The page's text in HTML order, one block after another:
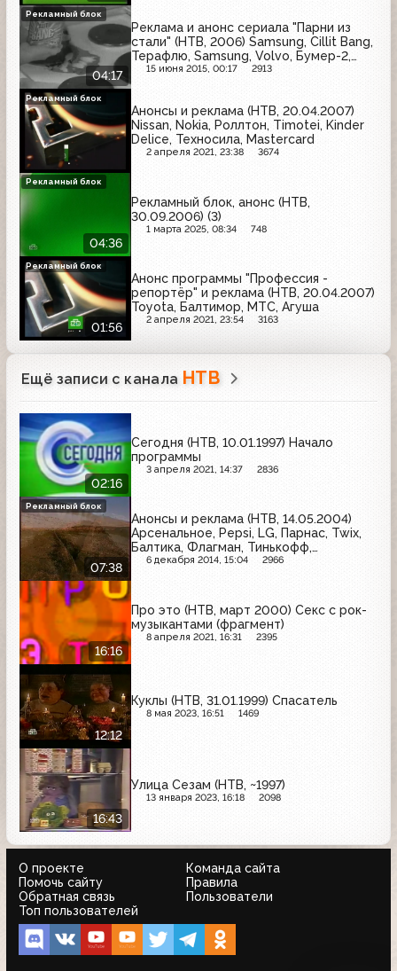
04:17
Реклама и анонс сериала "Парни из
стали" (НТВ, 2006) Samsung, Cillit Bang,
Терафлю, Samsung, Volvo, Бумер-2,
R.T.H., Ford, Эльдорадо
15 июня 2015, 00:17 2913
Рекламный блок
Анонсы и реклама (НТВ, 20.04.2007)
Nissan, Nokia, Роллтон, Timotei, Kinder
Delice, Техносила, Mastercard
2 апреля 2021, 23:38 3674
Рекламный блок
04:36
Рекламный блок, анонс (НТВ,
30.09.2006) (3)
1 марта 2025, 08:34 748
Рекламный блок
01:56
Анонс программы "Профессия -
репортёр" и реклама (НТВ, 20.04.2007)
Toyota, Балтимор, МТС, Агуша
2 апреля 2021, 23:54 3163
Рекламный блок
Ещё записи с канала НТВ
02:16
Сегодня (НТВ, 10.01.1997) Начало
программы
3 апреля 2021, 14:37 2836
07:38
Анонсы и реклама (НТВ, 14.05.2004)
Арсенальное, Pepsi, LG, Парнас, Twix,
Балтика, Флагман, Тинькофф,
Моменталь, Buckler, LeCafe, Останкино
6 декабря 2014, 15:04 2966
Рекламный блок
16:16
Про это (НТВ, март 2000) Секс с рок-
музыкантами (фрагмент)
8 апреля 2021, 16:31 2395
12:12
Куклы (НТВ, 31.01.1999) Спасатель
8 мая 2023, 16:51 1469
16:43
Улица Сезам (НТВ, ~1997)
13 января 2023, 16:18 2098
О проекте
Команда сайта
Помочь сайту
Правила
Обратная связь
Пользователи
Топ пользователей